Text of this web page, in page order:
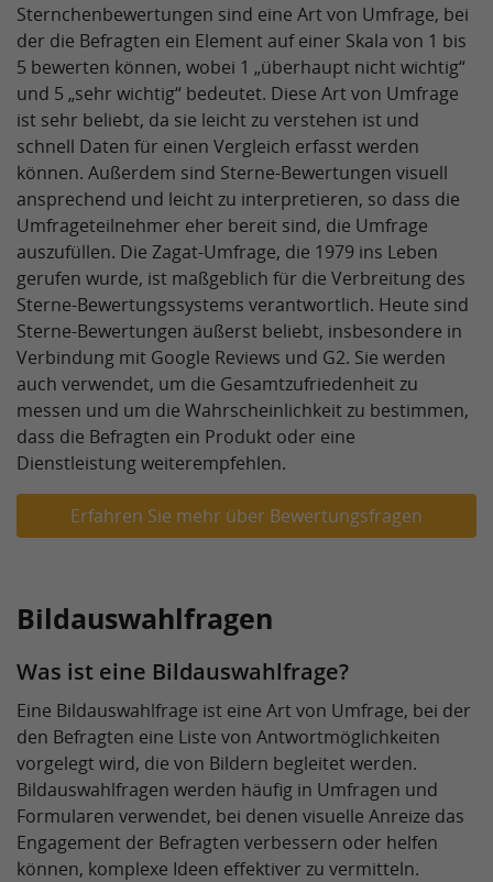
Sternchenbewertungen sind eine Art von Umfrage, bei
der die Befragten ein Element auf einer Skala von 1 bis
5 bewerten können, wobei 1 „überhaupt nicht wichtig“
und 5 „sehr wichtig“ bedeutet. Diese Art von Umfrage
ist sehr beliebt, da sie leicht zu verstehen ist und
schnell Daten für einen Vergleich erfasst werden
können. Außerdem sind Sterne-Bewertungen visuell
ansprechend und leicht zu interpretieren, so dass die
Umfrageteilnehmer eher bereit sind, die Umfrage
auszufüllen. Die Zagat-Umfrage, die 1979 ins Leben
gerufen wurde, ist maßgeblich für die Verbreitung des
Sterne-Bewertungssystems verantwortlich. Heute sind
Sterne-Bewertungen äußerst beliebt, insbesondere in
Verbindung mit Google Reviews und G2. Sie werden
auch verwendet, um die Gesamtzufriedenheit zu
messen und um die Wahrscheinlichkeit zu bestimmen,
dass die Befragten ein Produkt oder eine
Dienstleistung weiterempfehlen.
Erfahren Sie mehr über Bewertungsfragen
Bildauswahlfragen
Was ist eine Bildauswahlfrage?
Eine Bildauswahlfrage ist eine Art von Umfrage, bei der
den Befragten eine Liste von Antwortmöglichkeiten
vorgelegt wird, die von Bildern begleitet werden.
Bildauswahlfragen werden häufig in Umfragen und
Formularen verwendet, bei denen visuelle Anreize das
Engagement der Befragten verbessern oder helfen
können, komplexe Ideen effektiver zu vermitteln.